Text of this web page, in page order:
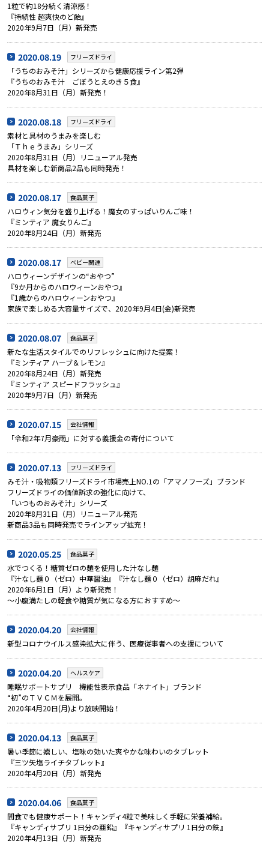
1粒で約18分続く清涼感！
『持続性 超爽快のど飴』
2020年9月7日（月）新発売
2020.08.19 フリーズドライ
「うちのおみそ汁」シリーズから健康応援ライン第2弾
『うちのおみそ汁 ごぼうとえのき５食』
2020年8月31日（月）新発売！
2020.08.18 フリーズドライ
素材と具材のうまみを楽しむ
「Ｔｈｅうまみ」シリーズ
2020年8月31日（月）リニューアル発売
具材を楽しむ新商品2品も同時発売！
2020.08.17 食品菓子
ハロウィン気分を盛り上げる！魔女のすっぱいりんご味！
『ミンティア 魔女りんご』
2020年8月24日（月）新発売
2020.08.17 ベビー関連
ハロウィーンデザインの“おやつ”
『9か月からのハロウィーンおやつ』
『1歳からのハロウィーンおやつ』
家族で楽しめる大容量サイズで、2020年9月4日(金)新発売
2020.08.07 食品菓子
新たな生活スタイルでのリフレッシュに向けた提案！
『ミンティア ハーブ＆レモン』
2020年8月24日（月）新発売
『ミンティア スピードフラッシュ』
2020年9月7日（月）新発売
2020.07.15 会社情報
「令和2年7月豪雨」に対する義援金の寄付について
2020.07.13 フリーズドライ
みそ汁・吸物類フリーズドライ市場売上NO.1の「アマノフーズ」ブランド
フリーズドライの価値訴求の強化に向けて、
「いつものおみそ汁」シリーズ
2020年8月31日（月）リニューアル発売
新商品3品も同時発売でラインアップ拡充！
2020.05.25 食品菓子
水でつくる！糖質ゼロの麺を使用した汁なし麺
『汁なし麺０（ゼロ）中華醤油』『汁なし麺０（ゼロ）胡麻だれ』
2020年6月1日（月）より新発売！
～小腹満たしの軽食や糖質が気になる方におすすめ～
2020.04.20 会社情報
新型コロナウイルス感染拡大に伴う、医療従事者への支援について
2020.04.20 ヘルスケア
睡眠サポートサプリ 機能性表示食品「ネナイト」ブランド
“初”のＴＶＣＭを展開。
2020年4月20日(月)より放映開始！
2020.04.13 食品菓子
暑い季節に嬉しい、塩味の効いた爽やかな味わいのタブレット
『三ツ矢塩ライチタブレット』
2020年4月20日（月）新発売
2020.04.06 食品菓子
間食でも健康サポート！キャンディ4粒で美味しく手軽に栄養補給。
『キャンディサプリ 1日分の亜鉛』『キャンディサプリ 1日分の鉄』
2020年4月13日（月）新発売